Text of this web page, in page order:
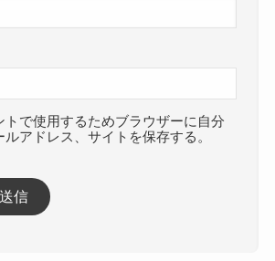
トで使用するためブラウザーに自分
アドレス、サイトを保存する。